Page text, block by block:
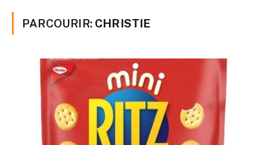
PARCOURIR: CHRISTIE